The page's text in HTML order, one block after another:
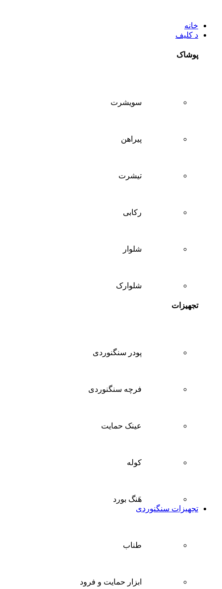
خانه
د کلیف
پوشاک
سويشرت
پیراهن
تيشرت
ركابی
شلوار
شلوارک
تجهیزات
پودر سنگنوردی
فرچه سنگنوردی
عینک حمایت
کوله
هَنگ بورد
تجهیزات سنگنوردی
طناب
ابزار حمایت و فرود